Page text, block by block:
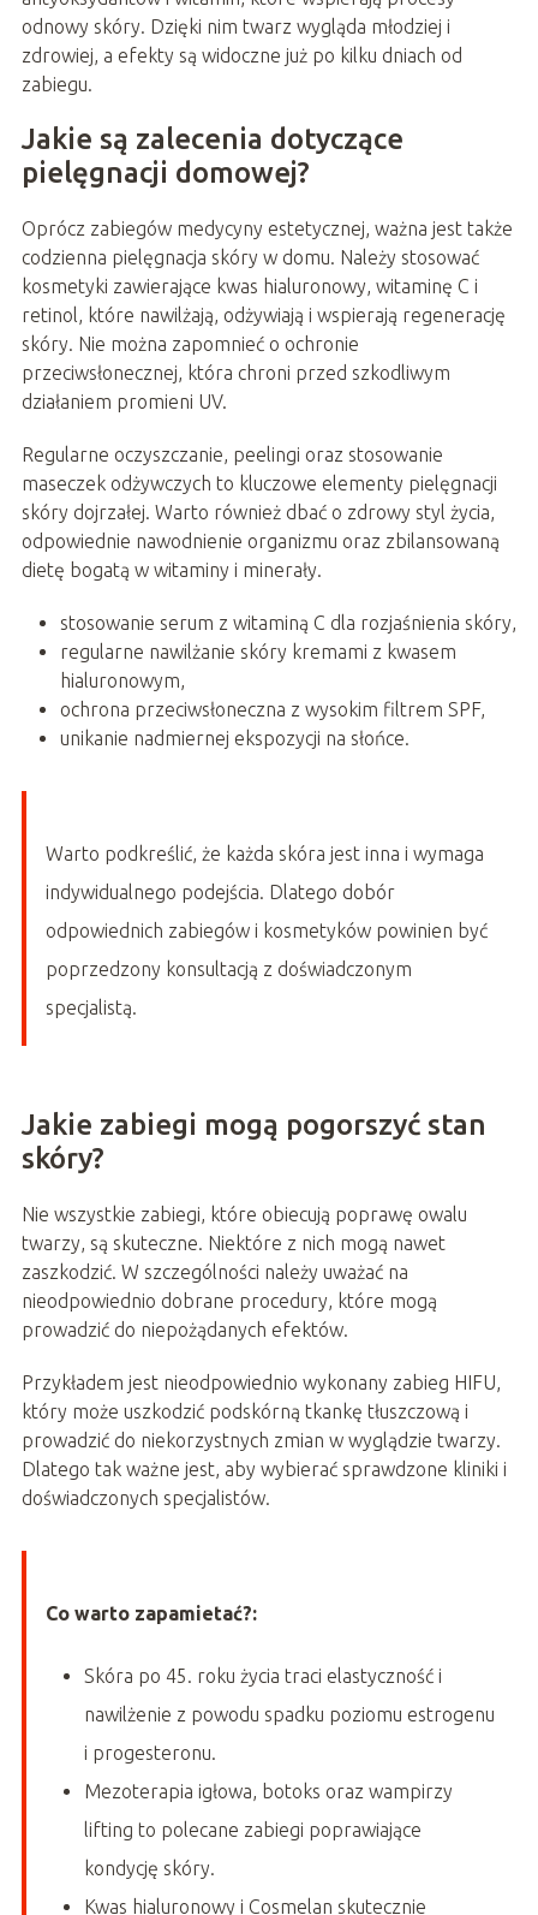
odnowy skóry. Dzięki nim twarz wygląda młodziej i
zdrowiej, a efekty są widoczne już po kilku dniach od
zabiegu.
Jakie są zalecenia dotyczące
pielęgnacji domowej?
Oprócz zabiegów medycyny estetycznej, ważna jest także
codzienna pielęgnacja skóry w domu. Należy stosować
kosmetyki zawierające kwas hialuronowy, witaminę C i
retinol, które nawilżają, odżywiają i wspierają regenerację
skóry. Nie można zapomnieć o ochronie
przeciwsłonecznej, która chroni przed szkodliwym
działaniem promieni UV.
Regularne oczyszczanie, peelingi oraz stosowanie
maseczek odżywczych to kluczowe elementy pielęgnacji
skóry dojrzałej. Warto również dbać o zdrowy styl życia,
odpowiednie nawodnienie organizmu oraz zbilansowaną
dietę bogatą w witaminy i minerały.
stosowanie serum z witaminą C dla rozjaśnienia skóry,
regularne nawilżanie skóry kremami z kwasem
hialuronowym,
ochrona przeciwsłoneczna z wysokim filtrem SPF,
unikanie nadmiernej ekspozycji na słońce.
Warto podkreślić, że każda skóra jest inna i wymaga
indywidualnego podejścia. Dlatego dobór
odpowiednich zabiegów i kosmetyków powinien być
poprzedzony konsultacją z doświadczonym
specjalistą.
Jakie zabiegi mogą pogorszyć stan
skóry?
Nie wszystkie zabiegi, które obiecują poprawę owalu
twarzy, są skuteczne. Niektóre z nich mogą nawet
zaszkodzić. W szczególności należy uważać na
nieodpowiednio dobrane procedury, które mogą
prowadzić do niepożądanych efektów.
Przykładem jest nieodpowiednio wykonany zabieg HIFU,
który może uszkodzić podskórną tkankę tłuszczową i
prowadzić do niekorzystnych zmian w wyglądzie twarzy.
Dlatego tak ważne jest, aby wybierać sprawdzone kliniki i
doświadczonych specjalistów.
Co warto zapamietać?:
Skóra po 45. roku życia traci elastyczność i
nawilżenie z powodu spadku poziomu estrogenu
i progesteronu.
Mezoterapia igłowa, botoks oraz wampirzy
lifting to polecane zabiegi poprawiające
kondycję skóry.
Kwas hialuronowy i Cosmelan skutecznie